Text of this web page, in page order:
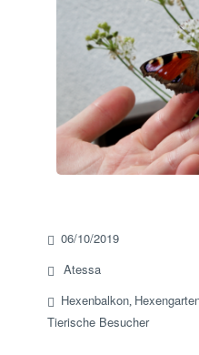
06/10/2019
Atessa
Hexenbalkon,
Tierische Besucher